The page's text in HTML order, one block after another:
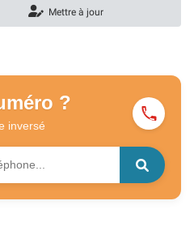
Mettre à jour
?
inversé